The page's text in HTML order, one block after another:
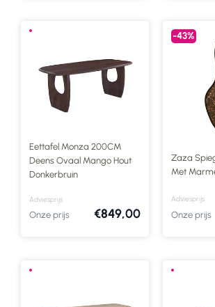
Eettafel Monza 200CM
Deens Ovaal Mango Hout
Donkerbruin
Adviesprijs
Onze prijs €849,00
-43%
Zaza
Met
Adviesprijs
Onze prijs